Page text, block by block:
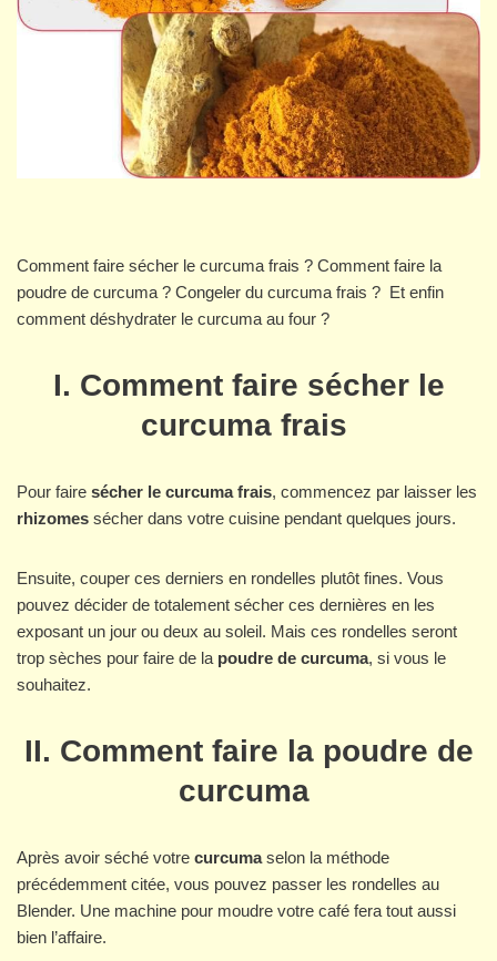
Comment faire sécher le curcuma frais ? Comment faire la
poudre de curcuma ? Congeler du curcuma frais ? Et enfin
comment déshydrater le curcuma au four ?
I. Comment faire sécher le
curcuma frais
Pour faire sécher le curcuma frais, commencez par laisser les
rhizomes sécher dans votre cuisine pendant quelques jours.
Ensuite, couper ces derniers en rondelles plutôt fines. Vous
pouvez décider de totalement sécher ces dernières en les
exposant un jour ou deux au soleil. Mais ces rondelles seront
trop sèches pour faire de la poudre de curcuma, si vous le
souhaitez.
II. Comment faire la poudre de
curcuma
Après avoir séché votre curcumaselon la méthode
précédemment citée, vous pouvez passer les rondelles au
Blender. Une machine pour moudre votre café fera tout aussi
bien l’affaire.